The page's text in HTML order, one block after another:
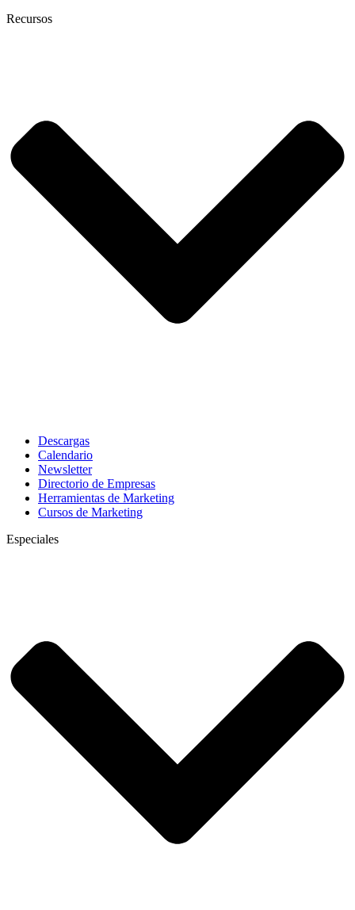
Recursos
Descargas
Calendario
Newsletter
Directorio de Empresas
Herramientas de Marketing
Cursos de Marketing
Especiales